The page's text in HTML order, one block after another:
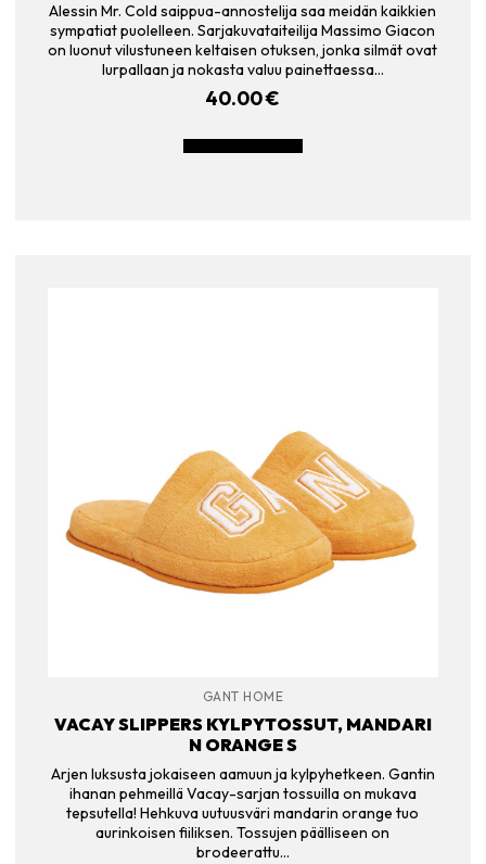
Alessin Mr. Cold saippua-annostelija saa meidän kaikkien
sympatiat puolelleen. Sarjakuvataiteilija Massimo Giacon
on luonut vilustuneen keltaisen otuksen, jonka silmät ovat
lurpallaan ja nokasta valuu painettaessa…
40.00€
GANT HOME
VACAY SLIPPERS KYLPYTOSSUT, MANDARI
N ORANGE S
Arjen luksusta jokaiseen aamuun ja kylpyhetkeen. Gantin
ihanan pehmeillä Vacay-sarjan tossuilla on mukava
tepsutella! Hehkuva uutuusväri mandarin orange tuo
aurinkoisen fiiliksen. Tossujen päälliseen on
brodeerattu…